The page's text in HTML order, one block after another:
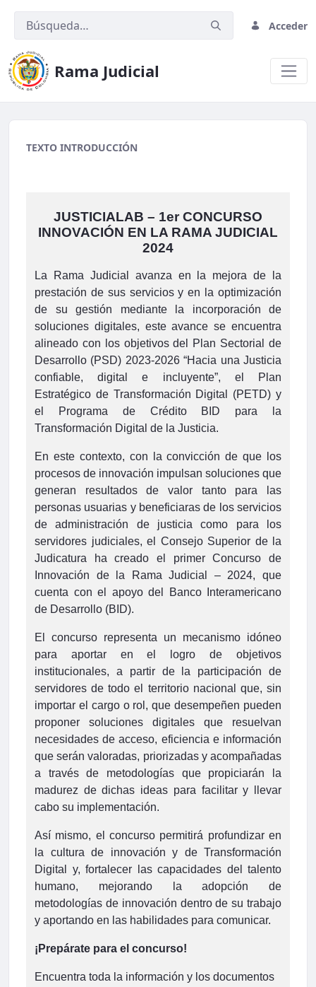
Acceder
Rama Judicial
Fiscalia.png
TEXTO INTRODUCCIÓN
JUSTICIALAB – 1er CONCURSO
INNOVACIÓN EN LA RAMA JUDICIAL
2024
La Rama Judicial avanza en la mejora de la
prestación de sus servicios y en la optimización
de su gestión mediante la incorporación de
soluciones digitales, este avance se encuentra
alineado con los objetivos del Plan Sectorial de
Desarrollo (PSD) 2023-2026 “Hacia una Justicia
confiable, digital e incluyente”, el Plan
Estratégico de Transformación Digital (PETD) y
el Programa de Crédito BID para la
Transformación Digital de la Justicia.
En este contexto, con la convicción de que los
procesos de innovación impulsan soluciones que
generan resultados de valor tanto para las
personas usuarias y beneficiaras de los servicios
de administración de justicia como para los
servidores judiciales, el Consejo Superior de la
Judicatura ha creado el primer Concurso de
Innovación de la Rama Judicial – 2024, que
cuenta con el apoyo del Banco Interamericano
de Desarrollo (BID).
El concurso representa un mecanismo idóneo
para aportar en el logro de objetivos
institucionales, a partir de la participación de
servidores de todo el territorio nacional que, sin
importar el cargo o rol, que desempeñen pueden
proponer soluciones digitales que resuelvan
necesidades de acceso, eficiencia e información
que serán valoradas, priorizadas y acompañadas
a través de metodologías que propiciarán la
madurez de dichas ideas para facilitar y llevar
cabo su implementación.
Así mismo, el concurso permitirá profundizar en
la cultura de innovación y de Transformación
Digital y, fortalecer las capacidades del talento
humano, mejorando la adopción de
metodologías de innovación dentro de su trabajo
y aportando en las habilidades para comunicar.
¡Prepárate para el concurso!
Encuentra toda la información y los documentos